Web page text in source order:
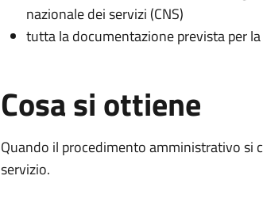
nazionale dei servizi (CNS)
tutta la documentazione prevista per
Cosa si ottiene
Quando il procedimento amministrativo si
servizio.